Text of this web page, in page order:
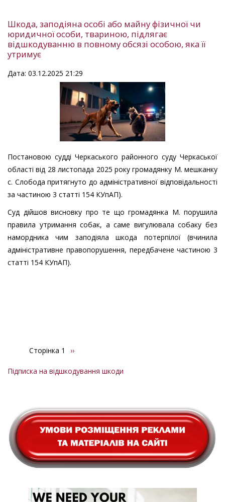
Шкода, заподіяна особі або майну фізичної чи
юридичної особи, твариною, підлягає
відшкодуванню в повному обсязі особою, яка її
утримує
Дата: 03.12.2025 21:29
Постановою судді Черкаського районного суду Черкаської
області від 28 листопада 2025 року громадянку М. мешканку
с. Слобода притягнуто до адміністративної відповідальності
за частиною 3 статті 154 КУпАП).
Суд дійшов висновку про те що громадянка М. порушила
правила утримання собак, а саме вигулювала собаку без
намордника чим заподіяла шкода потерпілої (вчинила
адміністративне правопорушення, передбачене частиною 3
статті 154 КУпАП).
Розбивка
сторінки
Сторінка 1
Наступна
››
Підписка на відшкодування шкоди